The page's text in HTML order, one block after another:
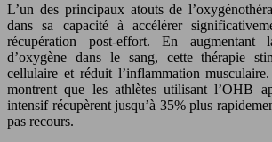
L’un des principaux atouts de
dans sa capacité à accélérer
récupération post-effort. En augmentant
d’oxygène dans le sang, cette thérapie
cellulaire et réduit l’inflammation
montrent que les athlètes utilisant l’OHB
intensif récupèrent jusqu’à 35% plus
pas recours.